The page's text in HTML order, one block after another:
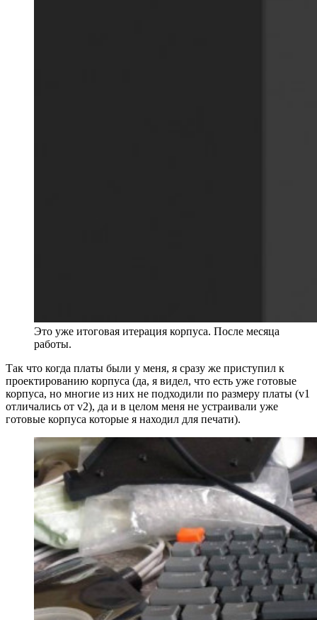
Это уже итоговая итерация корпуса. После месяца
работы.
Так что когда платы были у меня, я сразу же приступил к
проектированию корпуса (да, я видел, что есть уже готовые
корпуса, но многие из них не подходили по размеру платы (v1
отличались от v2), да и в целом меня не устраивали уже
готовые корпуса которые я находил для печати).